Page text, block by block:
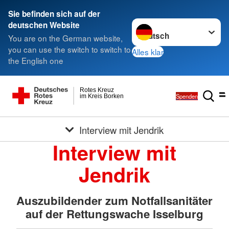
Sie befinden sich auf der
deutschen Website
You are on the German website,
you can use the switch to switch to
the English one
Sprache wechseln zu
Alles klar
im Kreis Borken
Rotes Kreuz
Spenden
Interview mit Jendrik
Interview mit
Jendrik
Auszubildender zum Notfallsanitäter
auf der Rettungswache Isselburg